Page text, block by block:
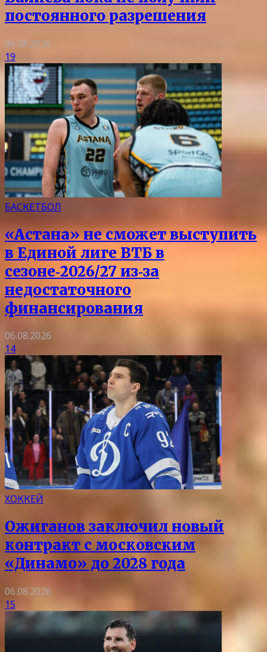
постоянного разрешения
06.08.2026
19
БАСКЕТБОЛ
«Астана» не сможет выступить
в Единой лиге ВТБ в
сезоне‑2026/27 из‑за
недостаточного
финансирования
06.08.2026
14
ХОККЕЙ
Ожиганов заключил новый
контракт с московским
«Динамо» до 2028 года
06.08.2026
15